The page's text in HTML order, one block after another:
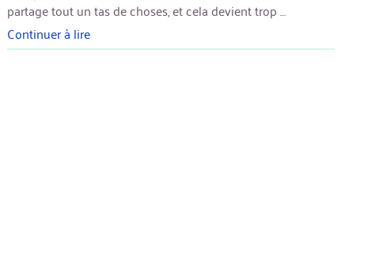
partage tout un tas de choses, et cela devient trop …
Continuer à lire« Prédication
: